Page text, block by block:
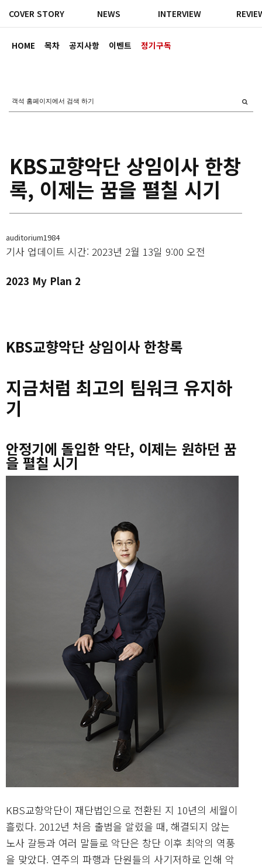
HOME 목차 공지사항 이벤트 정기구독
COVER STORY NEWS INTERVIEW
KBS교향악단 상임이사 한창
록, 이제는 꿈을 펼칠 시기
auditorium1984
기사 업데이트 시간: 2023년 2월 13일 9:00 오전
2023 My Plan 2
KBS교향악단 상임이사 한창록
지금처럼 최고의 팀워크 유지하
기
안정기에 돌입한 악단, 이제는 원하던 꿈
을 펼칠 시기
KBS교향악단이 재단법인으로 전환된 지 10년의 세월이
흘렀다. 2012년 처음 출범을 알렸을 때, 해결되지 않는
노사 갈등과 여러 말들로 악단은 창단 이후 최악의 역풍
을 맞았다. 연주의 파행과 단원들의 사기저하로 인해 악